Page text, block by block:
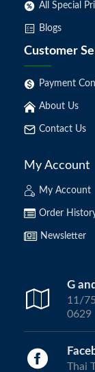
All Special
Blogs
Customer
Payment
About Us
Contact Us
My Account
My Account
Order
Newsletter
G
11/
0629
Thai